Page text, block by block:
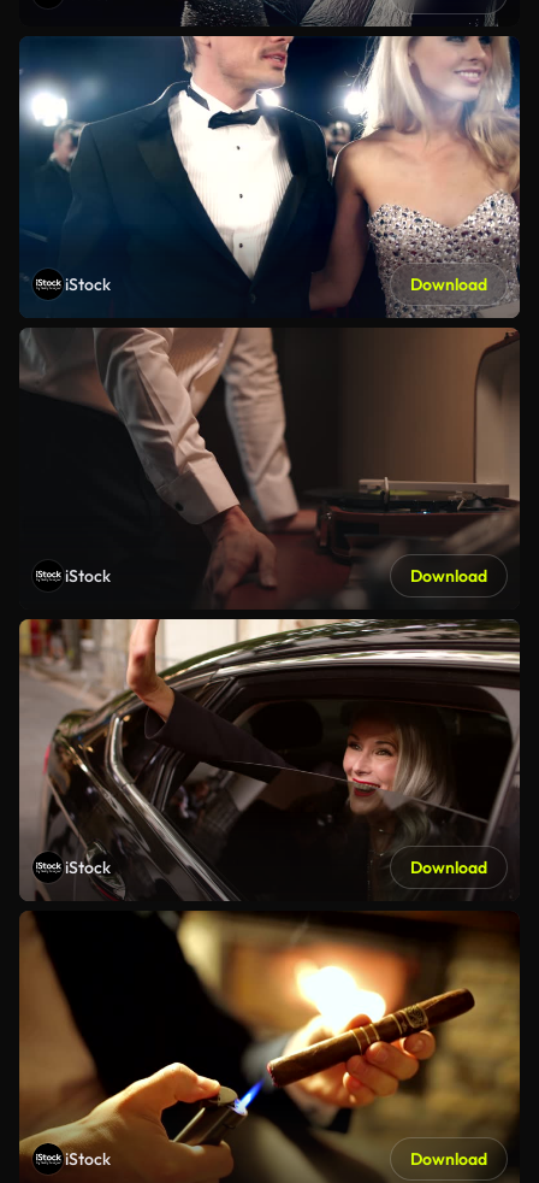
iStock Download
iStock Download
iStock Download
iStock Download